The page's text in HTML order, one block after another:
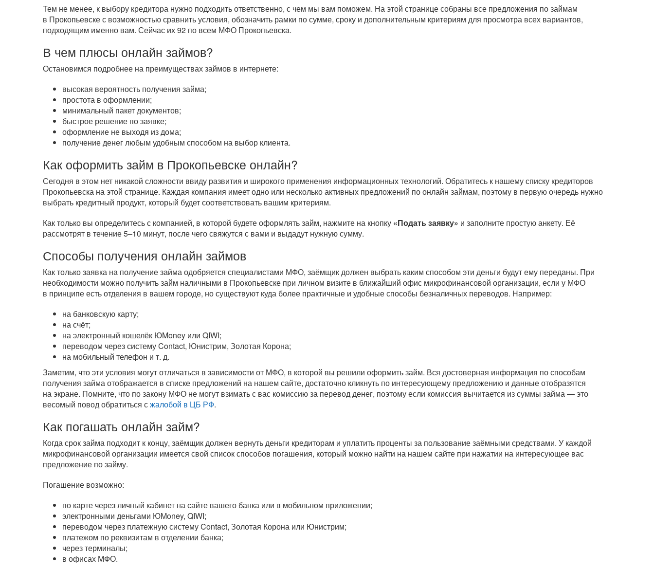
Тем не менее, к выбору кредитора нужно подходить ответственно, с чем мы вам поможем. На этой странице собраны все предложения по займам
в Прокопьевске с возможностью сравнить условия, обозначить рамки по сумме, сроку и дополнительным критериям для просмотра всех вариантов,
подходящим именно вам. Сейчас их 92 по всем МФО Прокопьевска.
В чем плюсы онлайн займов?
Остановимся подробнее на преимуществах займов в интернете:
высокая вероятность получения займа;
простота в оформлении;
минимальный пакет документов;
быстрое решение по заявке;
оформление не выходя из дома;
получение денег любым удобным способом на выбор клиента.
Как оформить займ в Прокопьевске онлайн?
Сегодня в этом нет никакой сложности ввиду развития и широкого применения информационных технологий. Обратитесь к нашему списку кредиторов
Прокопьевска на этой странице. Каждая компания имеет одно или несколько активных предложений по онлайн займам, поэтому в первую очередь нужно
выбрать кредитный продукт, который будет соответствовать вашим критериям.
Как только вы определитесь с компанией, в которой будете оформлять займ, нажмите на кнопку «Подать заявку» и заполните простую анкету. Её
рассмотрят в течение 5–10 минут, после чего свяжутся с вами и выдадут нужную сумму.
Способы получения онлайн займов
Как только заявка на получение займа одобряется специалистами МФО, заёмщик должен выбрать каким способом эти деньги будут ему переданы. При
необходимости можно получить займ наличными в Прокопьевске при личном визите в ближайший офис микрофинансовой организации, если у МФО
в принципе есть отделения в вашем городе, но существуют куда более практичные и удобные способы безналичных переводов. Например:
на банковскую карту;
на счёт;
на электронный кошелёк ЮMoney или QIWI;
переводом через систему Contact, Юнистрим, Золотая Корона;
на мобильный телефон и т. д.
Заметим, что эти условия могут отличаться в зависимости от МФО, в которой вы решили оформить займ. Вся достоверная информация по способам
получения займа отображается в списке предложений на нашем сайте, достаточно кликнуть по интересующему предложению и данные отобразятся
на экране. Помните, что по закону МФО не могут взимать с вас комиссию за перевод денег, поэтому если комиссия вычитается из суммы займа — это
весомый повод обратиться сжалобой в ЦБ РФ.
Как погашать онлайн займ?
Когда срок займа подходит к концу, заёмщик должен вернуть деньги кредиторам и уплатить проценты за пользование заёмными средствами. У каждой
микрофинансовой организации имеется свой список способов погашения, который можно найти на нашем сайте при нажатии на интересующее вас
предложение по займу.
Погашение возможно:
по карте через личный кабинет на сайте вашего банка или в мобильном приложении;
электронными деньгами ЮMoney, QIWI;
переводом через платежную систему Contact, Золотая Корона или Юнистрим;
платежом по реквизитам в отделении банка;
через терминалы;
в офисах МФО.